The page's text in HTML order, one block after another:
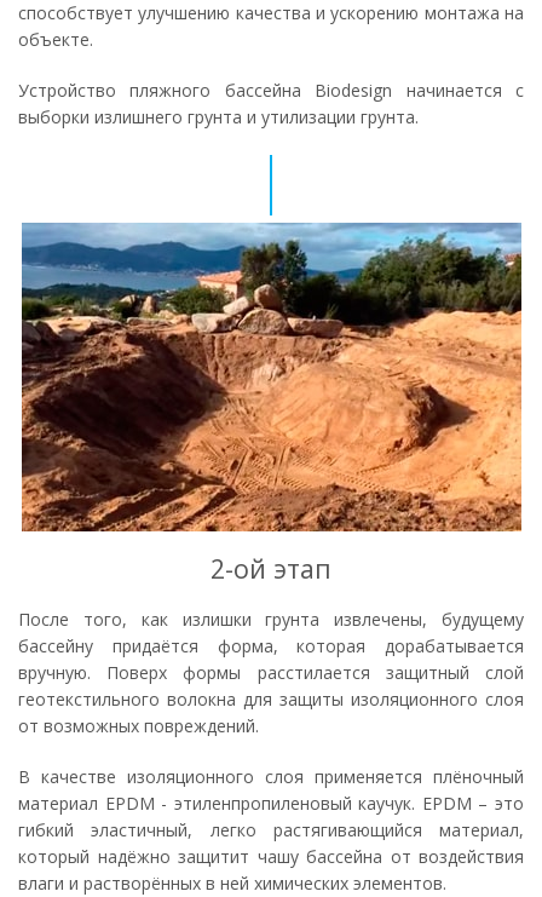
способствует улучшению качества и ускорению монтажа на
объекте.
Устройство пляжного бассейна Biodesign начинается с
выборки излишнего грунта и утилизации грунта.
2-ой этап
После того, как излишки грунта извлечены, будущему
бассейну придаётся форма, которая дорабатывается
вручную. Поверх формы расстилается защитный слой
геотекстильного волокна для защиты изоляционного слоя
от возможных повреждений.
В качестве изоляционного слоя применяется плёночный
материал EPDM - этиленпропиленовый каучук. EPDM – это
гибкий эластичный, легко растягивающийся материал,
который надёжно защитит чашу бассейна от воздействия
влаги и растворённых в ней химических элементов.